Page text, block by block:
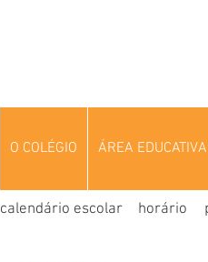
O COLÉGIO ÁREA EDUCATIVA
calendário escolar horário